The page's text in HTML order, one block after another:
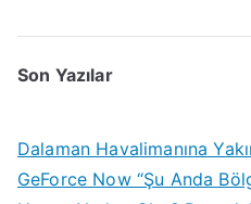
Son Yazılar
Dalaman Havalimanına
GeForce Now “Şu Anda